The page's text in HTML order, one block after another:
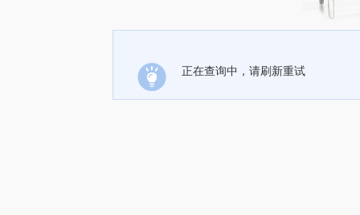
正在查询中，请刷新重试